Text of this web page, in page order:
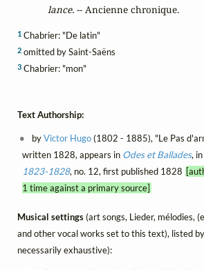
lance.
-- Ancienne chronique.
1 Chabrier: "De latin"
2 omitted by Saint-Saëns
3 Chabrier: "mon"
Text Authorship:
byVictor Hugo(1802 - 1885), "Le Pas
written 1828, appears in Odes et Ballades,
1823-1828, no. 12, first published 1828
1 time against a primary source]
Musical settings(art songs, Lieder, mélodies,
and other vocal works set to this text), listed
necessarily exhaustive):